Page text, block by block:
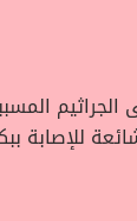
الجراثيم
للإصابة